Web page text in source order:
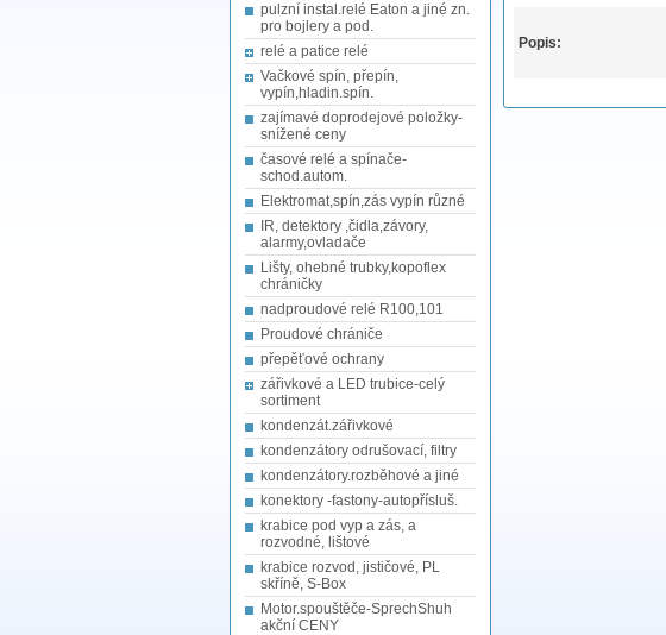
pulzní instal.relé Eaton a jiné zn.
pro bojlery a pod.
relé a patice relé
Vačkové spín, přepín,
vypín,hladin.spín.
zajímavé doprodejové položky-
snížené ceny
časové relé a spínače-
schod.autom.
Elektromat,spín,zás vypín různé
IR, detektory ,čidla,závory,
alarmy,ovladače
Lišty, ohebné trubky,kopoflex
chráničky
nadproudové relé R100,101
Proudové chrániče
přepěťové ochrany
zářivkové a LED trubice-celý
sortiment
kondenzát.zářivkové
kondenzátory odrušovací, filtry
kondenzátory.rozběhové a jiné
konektory -fastony-autopřísluš.
krabice pod vyp a zás, a
rozvodné, lištové
krabice rozvod, jističové, PL
skříně, S-Box
Motor.spouštěče-SprechShuh
akční CENY
Popis: